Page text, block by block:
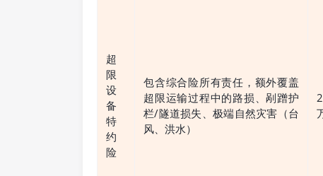
超
限
设
备
特
约
险
包含综合险所有责任，额外覆盖
超限运输过程中的路损、剐蹭护
栏/隧道损失、极端自然灾害（台
风、洪水）